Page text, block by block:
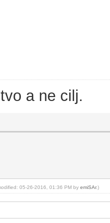
a ne cilj.
05-26-2016, 01:36 PM by emiSAr.)